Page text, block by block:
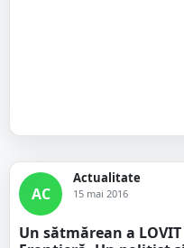
AC
Actualitate
15 mai 2016
Un sătmărean a